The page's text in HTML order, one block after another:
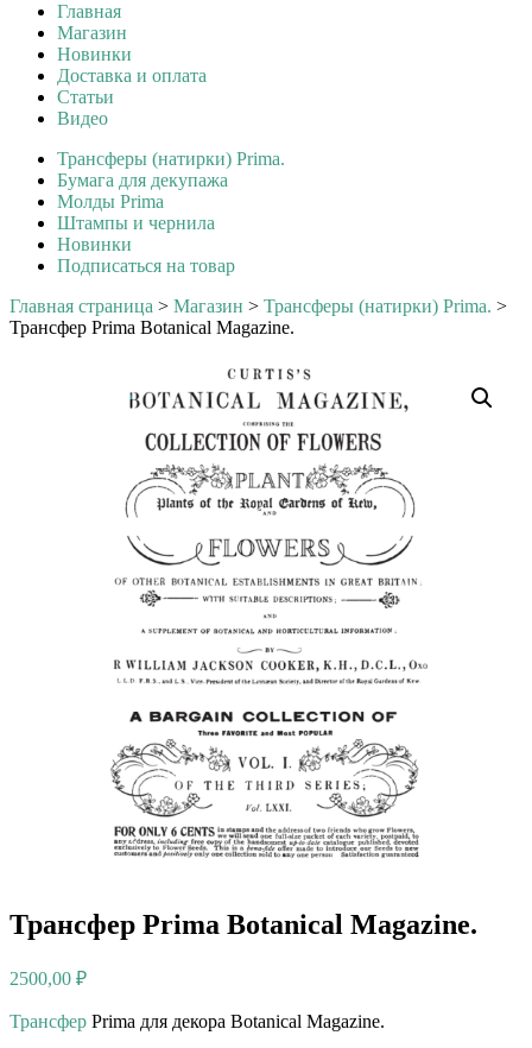
Главная
Магазин
Новинки
Доставка и оплата
Статьи
Видео
Трансферы (натирки) Prima.
Бумага для декупажа
Молды Prima
Штампы и чернила
Новинки
Подписаться на товар
Главная страница > Магазин > Трансферы (натирки) Prima. >
Трансфер Prima Botanical Magazine.
Трансфер Prima Botanical Magazine.
2500,00 ₽
Трансфер Prima для декора Botanical Magazine.⠀